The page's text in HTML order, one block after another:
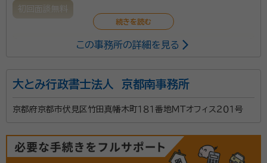
務所にご相談ください。
初回面談無料
相続手続きだけをするのではなく、すべて相続人の方に
という関わり方で、円満な相続のお手伝いをしておりま
身の死後のお世話」についても、ご相談いただけます。
入所先までお伺いすることが可能です。
この事務所の詳細を見る
大とみ行政書士法人 京都南事務所
京都府京都市伏見区竹田真幡木町１８１番地ＭＴオフィス２０１号